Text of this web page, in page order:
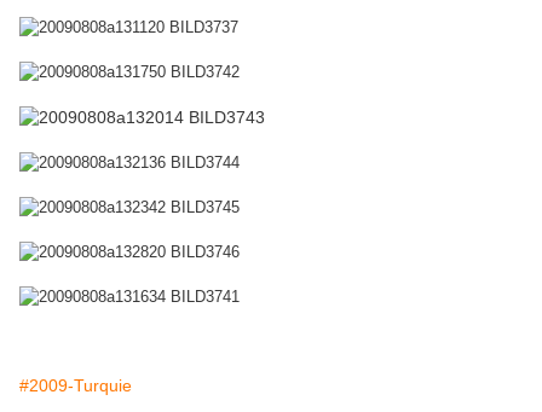
#2009-Turquie